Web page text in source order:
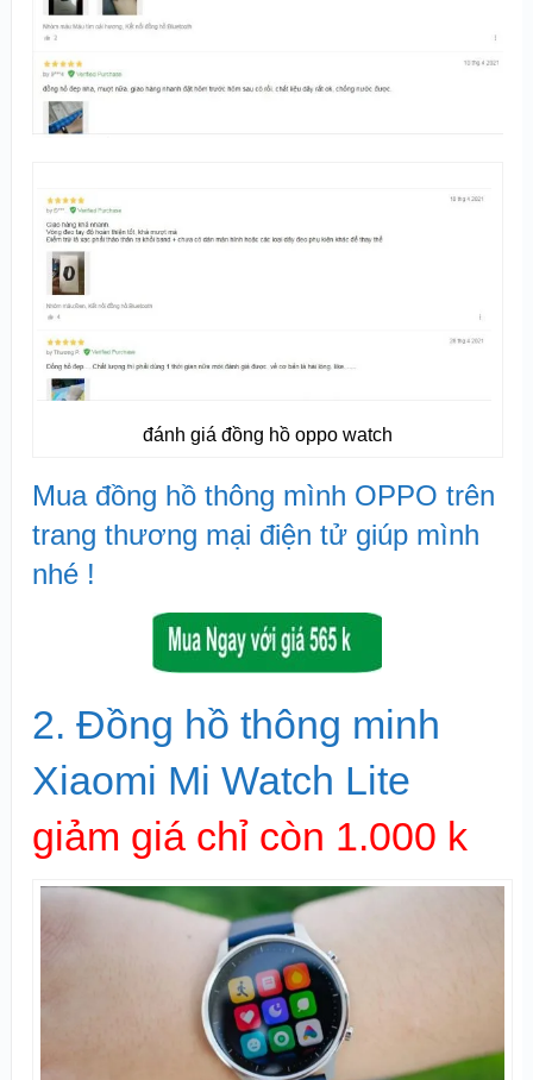
đánh giá đồng hồ oppo watch
Mua đồng hồ thông mình OPPO trên
trang thương mại điện tử giúp mình
nhé !
2. Đồng hồ thông minh
Xiaomi Mi Watch Lite
giảm giá chỉ còn 1.000 k